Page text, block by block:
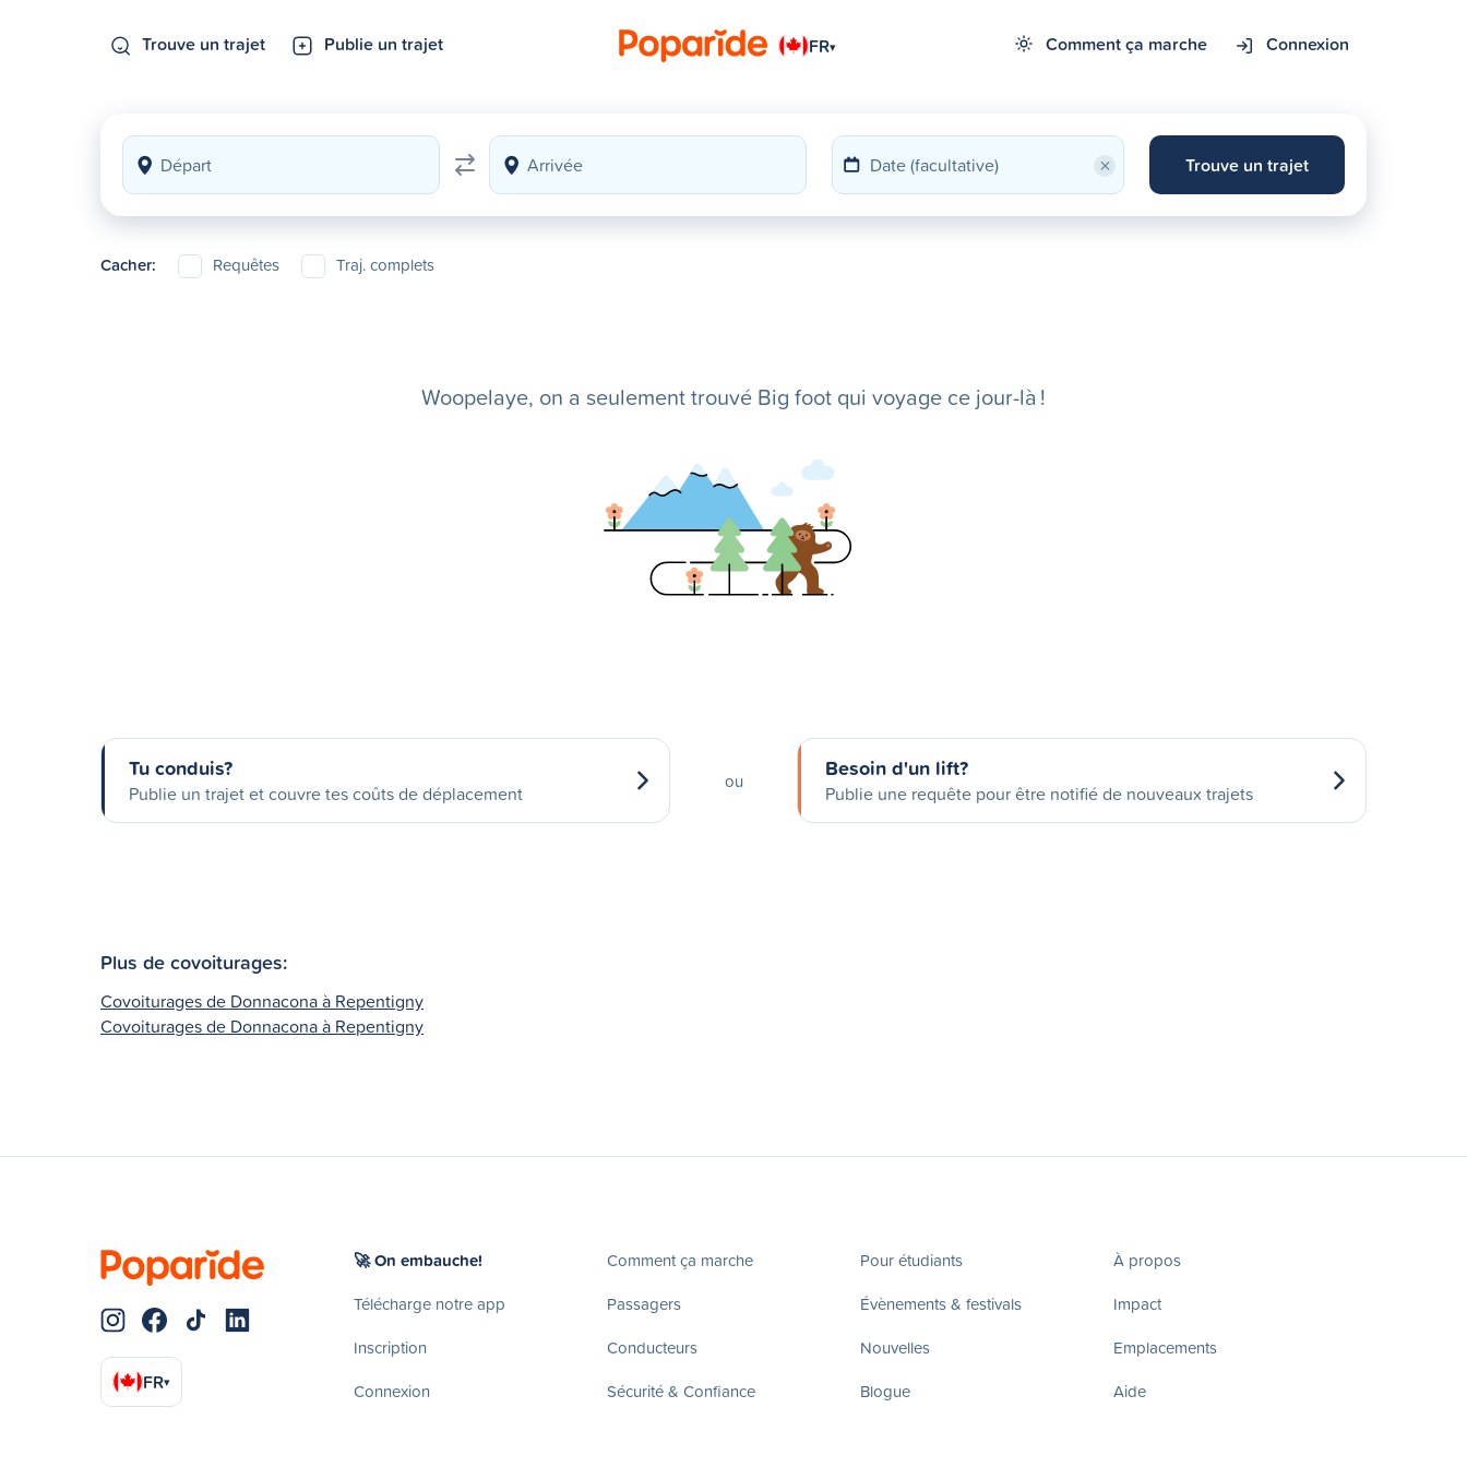
Trouve un trajet Publie un trajet FR▾ Comment ça marche Connexion
× Trouve un trajet
Cacher: Requêtes Traj. complets
Woopelaye, on a seulement trouvé Big foot qui voyage ce jour-là !
Tu conduis?
Publie un trajet et couvre tes coûts de déplacement
ou Besoin d'un lift?
Publie une requête pour être notifié de nouveaux trajets
Plus de covoiturages:
Covoiturages de Donnacona à Repentigny
Covoiturages de Donnacona à Repentigny
FR▾
🚀 On embauche!
Télécharge notre app
Inscription
Connexion
Comment ça marche
Passagers
Conducteurs
Sécurité & Confiance
Pour étudiants
Évènements & festivals
Nouvelles
Blogue
À propos
Impact
Emplacements
Aide